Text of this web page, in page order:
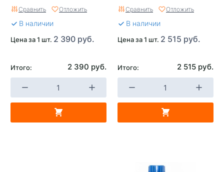
Сравнить Отложить
В наличии
Цена за 1 шт. 2 390 руб.
Итого: 2 390 руб.
Сравнить Отложить
В наличии
Цена за 1 шт. 2 515 руб.
Итого: 2 515 руб.